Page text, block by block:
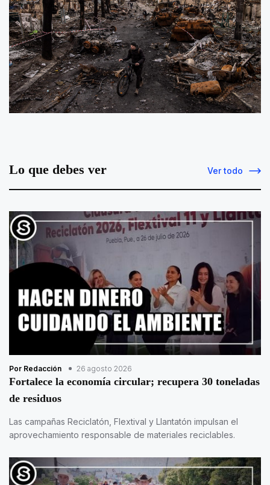
Lo que debes ver Ver todo
Por Redacción 26 agosto 2026
Fortalece la economía circular; recupera 30 toneladas
de residuos
Las campañas Reciclatón, Flextival y Llantatón impulsan el
aprovechamiento responsable de materiales reciclables.